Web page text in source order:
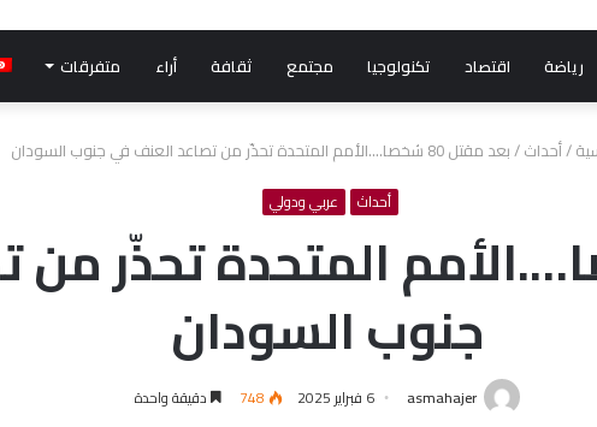
رياضة اقتصاد تكنولوجيا مجتمع ثقافة أراء متفرقات
/أحداث/بعد مقتل 80 شخصا….الأمم المتحدة تحذّر من تصاعد العنف في جنوب السودان
أحداث عربي ودولي
80 شخصا….الأمم المتحدة
جنوب السودان
asmahajer 6 فبراير 2025 748 دقيقة واحدة